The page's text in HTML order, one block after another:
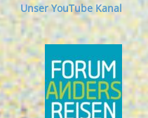
Unser YouTube Kanal